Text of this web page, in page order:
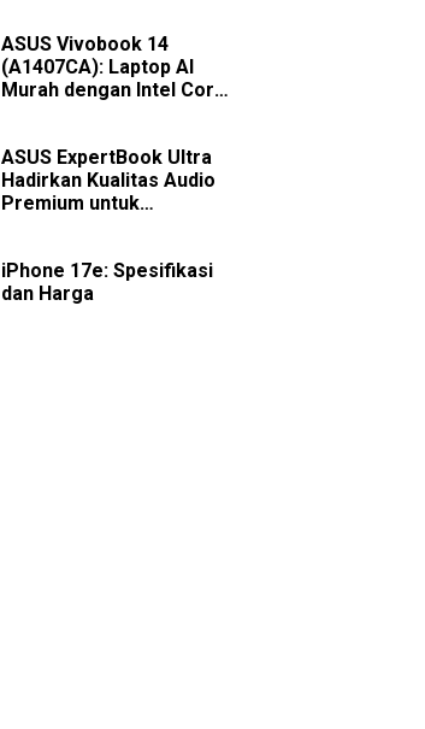
ASUS Vivobook 14
(A1407CA): Laptop AI
Murah dengan Intel Core
ASUS ExpertBook Ultra
Hadirkan Kualitas Audio
Premium untuk
iPhone 17e: Spesifikasi
dan Harga